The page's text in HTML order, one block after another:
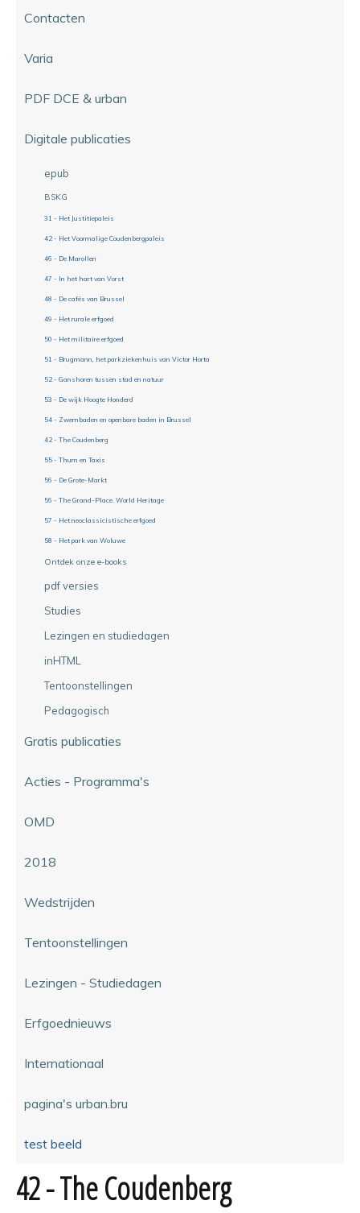
Contacten
Varia
PDF DCE & urban
Digitale publicaties
epub
BSKG
31 - Het Justitiepaleis
42 - Het Voormalige Coudenbergpaleis
46 - De Marollen
47 - In het hart van Vorst
48 - De cafés van Brussel
49 - Het rurale erfgoed
50 - Het militaire erfgoed
51 - Brugmann, het parkziekenhuis van Victor Horta
52 - Ganshoren tussen stad en natuur
53 - De wijk Hoogte Honderd
54 - Zwembaden en openbare baden in Brussel
42 - The Coudenberg
55 - Thurn en Taxis
56 - De Grote-Markt
56 - The Grand-Place. World Heritage
57 - Het neoclassicistische erfgoed
58 - Het park van Woluwe
Ontdek onze e-books
pdf versies
Studies
Lezingen en studiedagen
inHTML
Tentoonstellingen
Pedagogisch
Gratis publicaties
Acties - Programma's
OMD
2018
Wedstrijden
Tentoonstellingen
Lezingen - Studiedagen
Erfgoednieuws
Internationaal
pagina's urban.bru
test beeld
42 - The Coudenberg